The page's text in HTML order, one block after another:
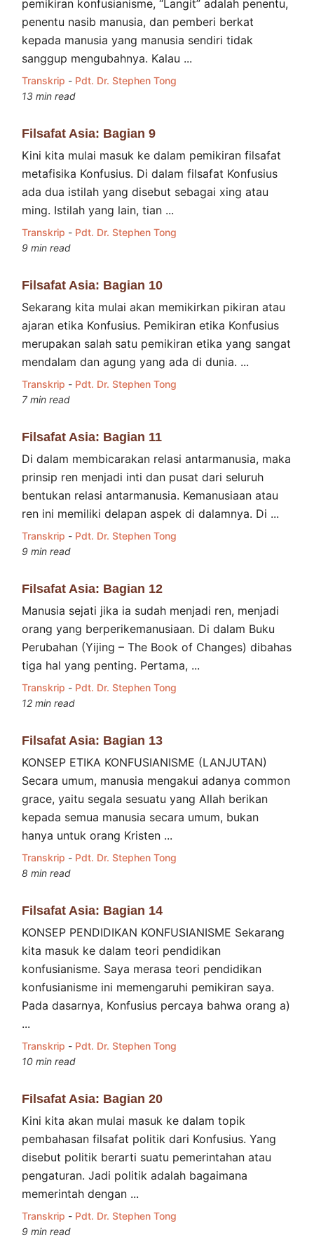
pemikiran konfusianisme, “Langit” adalah penentu,
penentu nasib manusia, dan pemberi berkat
kepada manusia yang manusia sendiri tidak
sanggup mengubahnya. Kalau ...
Transkrip - Pdt. Dr. Stephen Tong
13 min read
Filsafat Asia: Bagian 9
Kini kita mulai masuk ke dalam pemikiran filsafat
metafisika Konfusius. Di dalam filsafat Konfusius
ada dua istilah yang disebut sebagai xing atau
ming. Istilah yang lain, tian ...
Transkrip - Pdt. Dr. Stephen Tong
9 min read
Filsafat Asia: Bagian 10
Sekarang kita mulai akan memikirkan pikiran atau
ajaran etika Konfusius. Pemikiran etika Konfusius
merupakan salah satu pemikiran etika yang sangat
mendalam dan agung yang ada di dunia. ...
Transkrip - Pdt. Dr. Stephen Tong
7 min read
Filsafat Asia: Bagian 11
Di dalam membicarakan relasi antarmanusia, maka
prinsip ren menjadi inti dan pusat dari seluruh
bentukan relasi antarmanusia. Kemanusiaan atau
ren ini memiliki delapan aspek di dalamnya. Di ...
Transkrip - Pdt. Dr. Stephen Tong
9 min read
Filsafat Asia: Bagian 12
Manusia sejati jika ia sudah menjadi ren, menjadi
orang yang berperikemanusiaan. Di dalam Buku
Perubahan (Yijing – The Book of Changes) dibahas
tiga hal yang penting. Pertama, ...
Transkrip - Pdt. Dr. Stephen Tong
12 min read
Filsafat Asia: Bagian 13
KONSEP ETIKA KONFUSIANISME (LANJUTAN)
Secara umum, manusia mengakui adanya common
grace, yaitu segala sesuatu yang Allah berikan
kepada semua manusia secara umum, bukan
hanya untuk orang Kristen ...
Transkrip - Pdt. Dr. Stephen Tong
8 min read
Filsafat Asia: Bagian 14
KONSEP PENDIDIKAN KONFUSIANISME Sekarang
kita masuk ke dalam teori pendidikan
konfusianisme. Saya merasa teori pendidikan
konfusianisme ini memengaruhi pemikiran saya.
Pada dasarnya, Konfusius percaya bahwa orang a)
...
Transkrip - Pdt. Dr. Stephen Tong
10 min read
Filsafat Asia: Bagian 20
Kini kita akan mulai masuk ke dalam topik
pembahasan filsafat politik dari Konfusius. Yang
disebut politik berarti suatu pemerintahan atau
pengaturan. Jadi politik adalah bagaimana
memerintah dengan ...
Transkrip - Pdt. Dr. Stephen Tong
9 min read